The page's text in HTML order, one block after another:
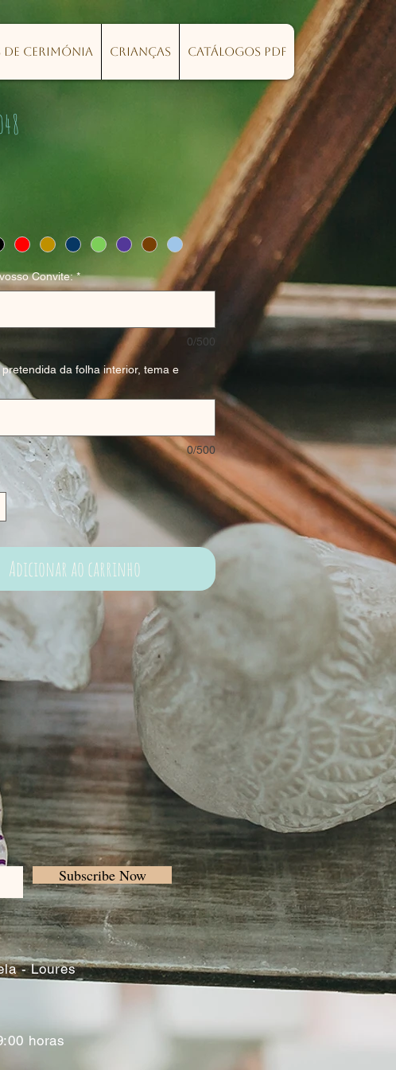
Cerimónia Crianças Catálogos PDF
Convite: *
0/500
da folha interior, tema e
0/500
Adicionar ao carrinho
Subscribe Now
- Loures
horas